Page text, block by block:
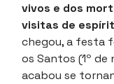
vivos e dos
visitas de
chegou, a festa
os Santos (1º
acabou se